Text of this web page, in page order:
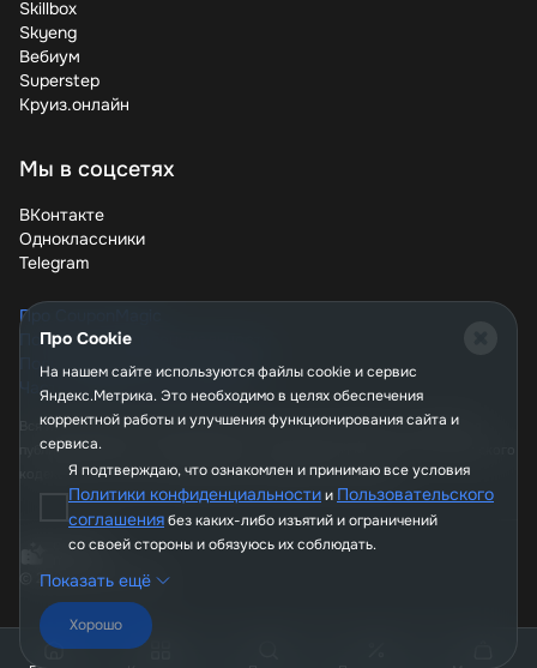
Skillbox
Skyeng
Вебиум
Superstep
Круиз.онлайн
Мы в соцсетях
ВКонтакте
Одноклассники
Telegram
Про CouponMagic
Политика конфиденциальности
Пользовательское соглашение
Часто задаваемые вопросы
Вся информация, опубликованная на сайте couponmagic.ru, не является
публичной офертой, определяемой положениями Статьи 437 Гражданского
кодекса РФ, и носит исключительно справочный характер.
© 2026, CouponMagic
Про Cookie
На нашем сайте используются файлы сookie и сервис
Яндекс.Метрика. Это необходимо в целях обеспечения
корректной работы и улучшения функционирования сайта и
сервиса.
Я подтверждаю, что ознакомлен и принимаю все условия
Политики конфиденциальностии Пользовательского
соглашениябез каких-либо изъятий и ограничений
со своей стороны и обязуюсь их соблюдать.
Показать ещё
Хорошо